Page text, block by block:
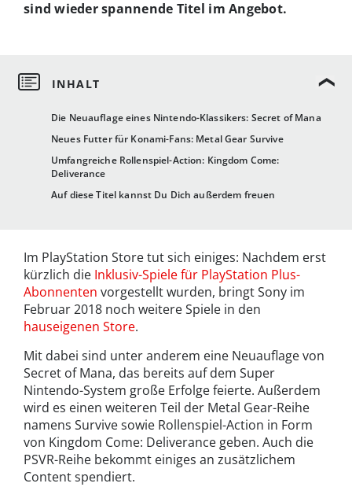
Die Neuauflage eines Nintendo-Klassikers: Secret of Mana
Neues Futter für Konami-Fans: Metal Gear Survive
Umfangreiche Rollenspiel-Action: Kingdom Come:
Deliverance
Auf diese Titel kannst Du Dich außerdem freuen
sind wieder spannende Titel im Angebot.
Im PlayStation Store tut sich einiges: Nachdem erst
kürzlich die Inklusiv-Spiele für PlayStation Plus-
Abonnenten vorgestellt wurden, bringt Sony im
Februar 2018 noch weitere Spiele in den
hauseigenen Store.
Mit dabei sind unter anderem eine Neuauflage von
Secret of Mana, das bereits auf dem Super
Nintendo-System große Erfolge feierte. Außerdem
wird es einen weiteren Teil der Metal Gear-Reihe
namens Survive sowie Rollenspiel-Action in Form
von Kingdom Come: Deliverance geben. Auch die
PSVR-Reihe bekommt einiges an zusätzlichem
Content spendiert.